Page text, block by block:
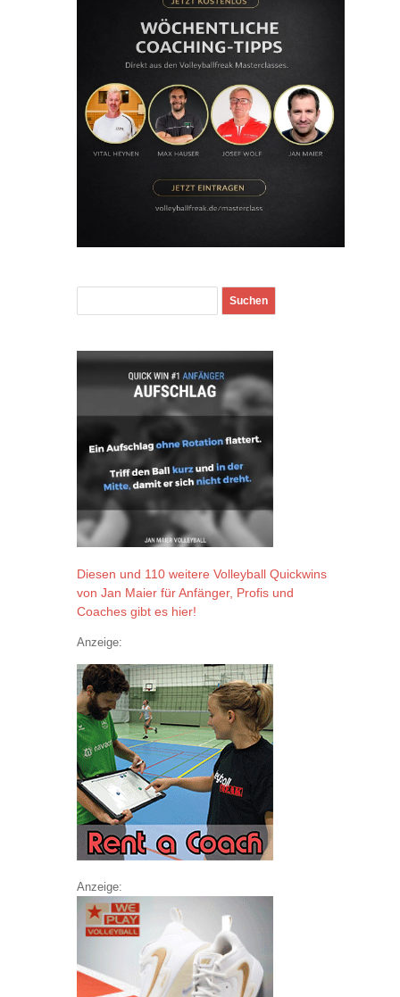
Diesen und 110 weitere Volleyball Quickwins
von Jan Maier für Anfänger, Profis und
Coaches gibt es hier!
Anzeige:
Anzeige: